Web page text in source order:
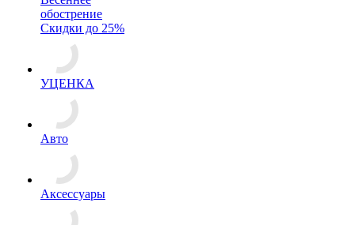
обострение
Скидки до 25%
УЦЕНКА
Авто
Аксессуары